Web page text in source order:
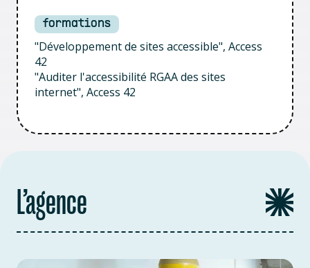
formations
"Développement de sites accessible", Access
42
"Auditer l'accessibilité RGAA des sites
internet", Access 42
L’agence